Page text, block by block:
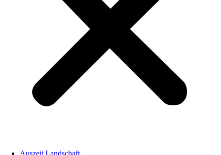
Auszeit Landschaft